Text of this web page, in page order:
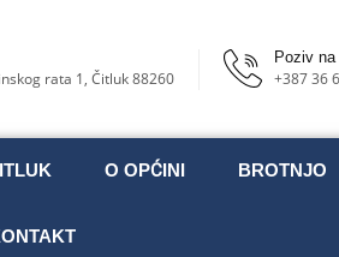
rata 1, Čitluk 88260
Poziv na
+387 36
O OPĆINI BROTNJO